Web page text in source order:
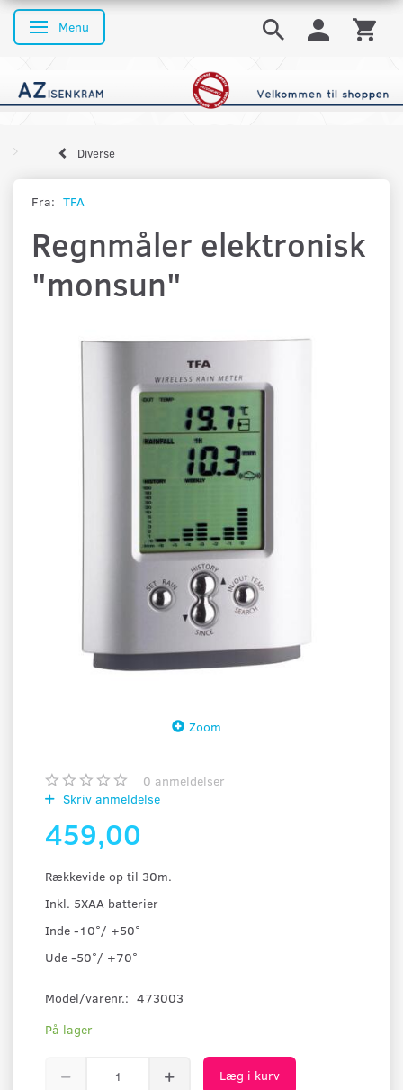
Skifte navigation
Menu
Diverse
Fra: TFA
Regnmåler elektronisk
"monsun"
Zoom
0 anmeldelser
Skriv anmeldelse
459,00
Rækkevide op til 30m.
Inkl. 5XAA batterier
Inde -10°/ +50°
Ude -50°/ +70°
Model/varenr.: 473003
På lager
Læg i kurv